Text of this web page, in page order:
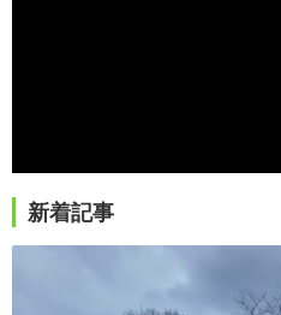
新着記事